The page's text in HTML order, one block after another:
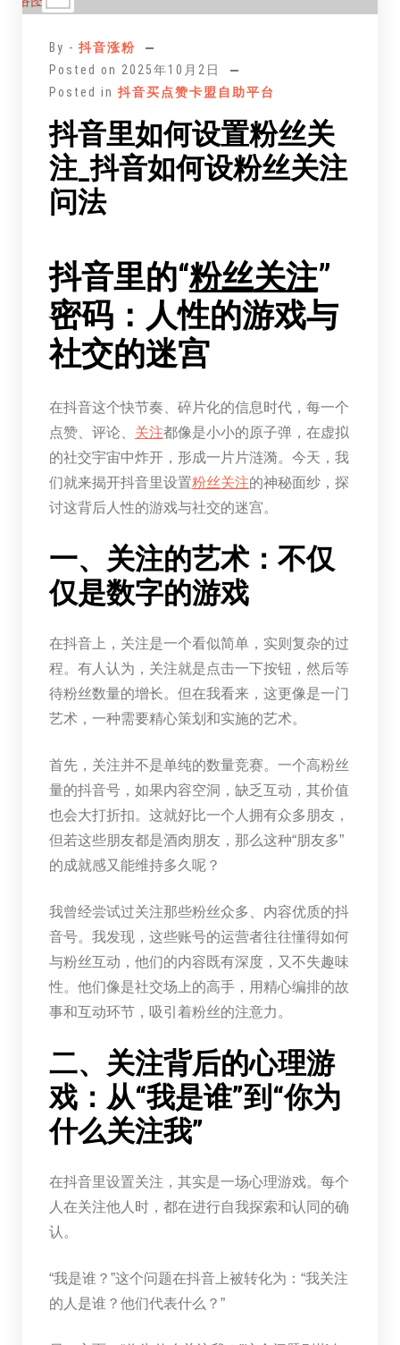
By - 抖音涨粉
Posted on 2025年10月2日
Posted in 抖音买点赞卡盟自助平台
抖音里如何设置粉丝关
注_抖音如何设粉丝关注
问法
抖音里的“粉丝关注”
密码：人性的游戏与
社交的迷宫
在抖音这个快节奏、碎片化的信息时代，每一个
点赞、评论、 关注都像是小小的原子弹，在虚拟
的社交宇宙中炸开，形成一片片涟漪。今天，我
们就来揭开抖音里设置粉丝关注的神秘面纱，探
讨这背后人性的游戏与社交的迷宫。
一、关注的艺术：不仅
仅是数字的游戏
在抖音上，关注是一个看似简单，实则复杂的过
程。有人认为，关注就是点击一下按钮，然后等
待粉丝数量的增长。但在我看来，这更像是一门
艺术，一种需要精心策划和实施的艺术。
首先，关注并不是单纯的数量竞赛。一个高粉丝
量的抖音号，如果内容空洞，缺乏互动，其价值
也会大打折扣。这就好比一个人拥有众多朋友，
但若这些朋友都是酒肉朋友，那么这种“朋友多”
的成就感又能维持多久呢？
我曾经尝试过关注那些粉丝众多、内容优质的抖
音号。我发现，这些账号的运营者往往懂得如何
与粉丝互动，他们的内容既有深度，又不失趣味
性。他们像是社交场上的高手，用精心编排的故
事和互动环节，吸引着粉丝的注意力。
二、关注背后的心理游
戏：从“我是谁”到“你为
什么关注我”
在抖音里设置关注，其实是一场心理游戏。每个
人在关注他人时，都在进行自我探索和认同的确
认。
“我是谁？”这个问题在抖音上被转化为：“我关注
的人是谁？他们代表什么？”